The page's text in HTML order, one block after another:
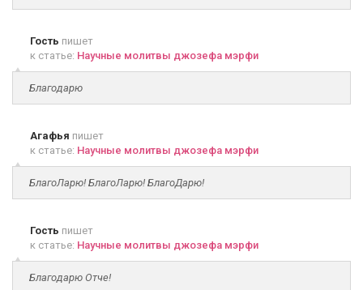
Гость пишет
к статье: Научные молитвы джозефа мэрфи
Благодарю
Агафья пишет
к статье: Научные молитвы джозефа мэрфи
БлагоЛарю! БлагоЛарю! БлагоДарю!
Гость пишет
к статье: Научные молитвы джозефа мэрфи
Благодарю Отче!